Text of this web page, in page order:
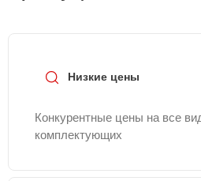
Низкие цены
Конкурентные цены на все
комплектующих